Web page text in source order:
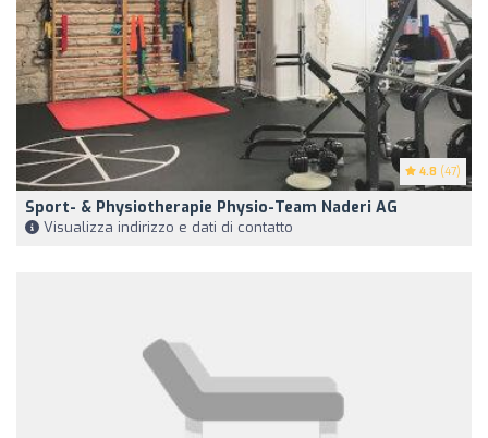
4.8 (47)
Sport- & Physiotherapie Physio-Team Naderi AG
Visualizza indirizzo e dati di contatto